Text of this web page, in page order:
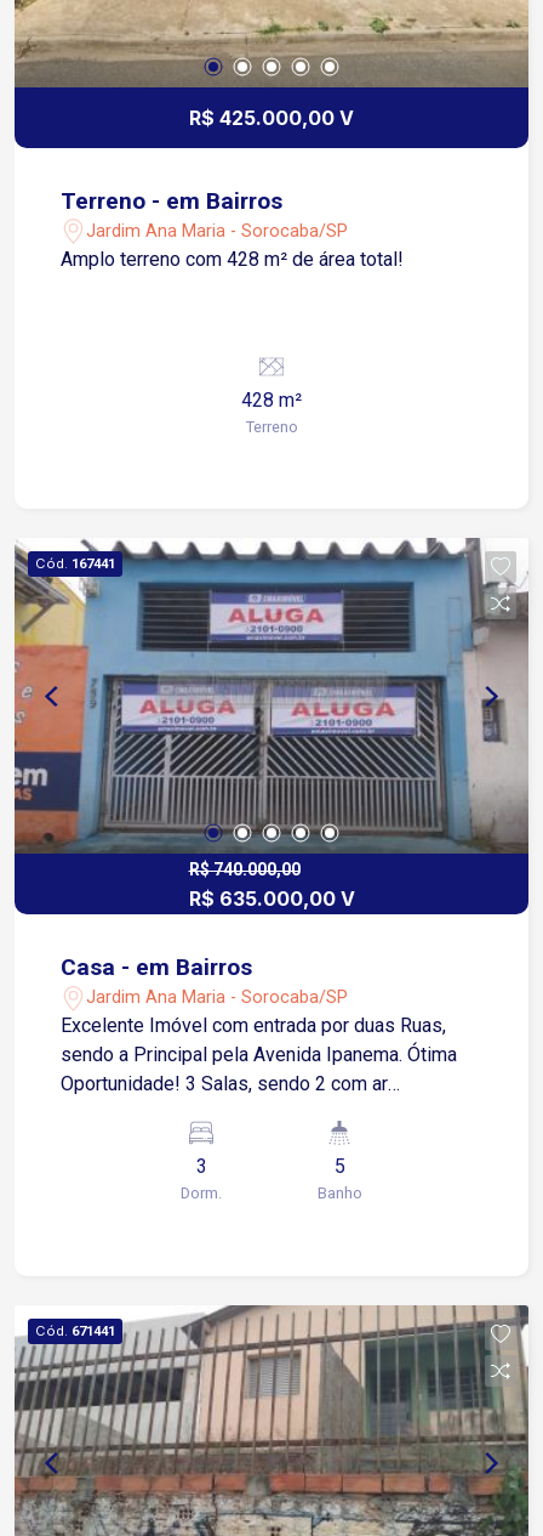
R$ 425.000,00 V
Terreno - em Bairros
Jardim Ana Maria - Sorocaba/SP
Amplo terreno com 428 m² de área total!
428 m²
Terreno
Cód. 167441
R$ 740.000,00
R$ 635.000,00 V
Casa - em Bairros
Jardim Ana Maria - Sorocaba/SP
Excelente Imóvel com entrada por duas Ruas,
sendo a Principal pela Avenida Ipanema. Ótima
Oportunidade! 3 Salas, sendo 2 com ar
serviço Quintal Garagem coberta para 2 carros
Entrada Fundos: Rua Jerônimo da Veiga 3
Dormitórios 2 Salas Cozinha e copa 2 Banheiros
3
Dorm.
5
Banho
Cód. 671441